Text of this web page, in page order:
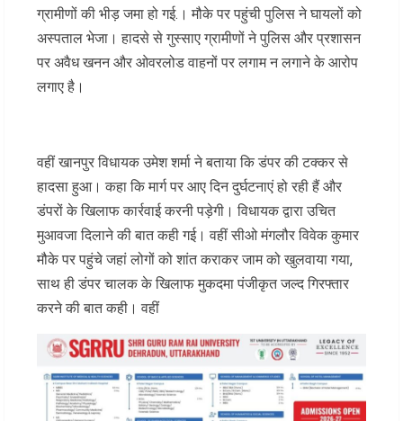
ग्रामीणों की भीड़ जमा हो गई.। मौके पर पहुंची पुलिस ने घायलों को
अस्पताल भेजा। हादसे से गुस्साए ग्रामीणों ने पुलिस और प्रशासन
पर अवैध खनन और ओवरलोड वाहनों पर लगाम न लगाने के आरोप
लगाए है।
वहीं खानपुर विधायक उमेश शर्मा ने बताया कि डंपर की टक्कर से
हादसा हुआ। कहा कि मार्ग पर आए दिन दुर्घटनाएं हो रही हैं और
डंपरों के खिलाफ कार्रवाई करनी पड़ेगी। विधायक द्वारा उचित
मुआवजा दिलाने की बात कही गई। वहीं सीओ मंगलौर विवेक कुमार
मौके पर पहुंचे जहां लोगों को शांत कराकर जाम को खुलवाया गया,
साथ ही डंपर चालक के खिलाफ मुकदमा पंजीकृत जल्द गिरफ्तार
करने की बात कही। वहीं